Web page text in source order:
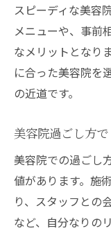
スピーディな美容
メニューや、事前
なメリットとなり
に合った美容院を
の近道です。
美容院過ごし方
美容院での過ごし
値があります。施
り、スタッフとの
など、自分なりの